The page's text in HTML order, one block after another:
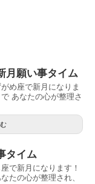
月願い事タイム
め座で新月になりま
あなたの心が整理さ
タイム
で新月になります！
たの心が整理され、